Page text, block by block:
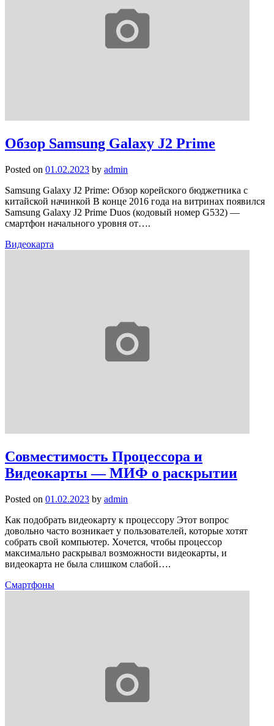
Обзор Samsung Galaxy J2 Prime
Posted on 01.02.2023 by admin
Samsung Galaxy J2 Prime: Обзор корейского бюджетника с
китайской начинкой В конце 2016 года на витринах появился
Samsung Galaxy J2 Prime Duos (кодовый номер G532) —
смартфон начального уровня от….
Видеокарта
Совместимость Процессора и
Видеокарты — МИФ о раскрытии
Posted on 01.02.2023 by admin
Как подобрать видеокарту к процессору Этот вопрос
довольно часто возникает у пользователей, которые хотят
собрать свой компьютер. Хочется, чтобы процессор
максимально раскрывал возможности видеокарты, и
видеокарта не была слишком слабой….
Смартфоны